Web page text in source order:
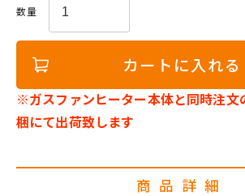
カートに入れる
※ガスファンヒーター本体と同時注文
梱にて出荷致します
商品詳細